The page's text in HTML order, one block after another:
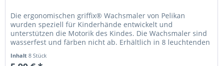
Die ergonomischen griffix® Wachsmaler von Pelikan
wurden speziell für Kinderhände entwickelt und
unterstützen die Motorik des Kindes. Die Wachsmaler sind
wasserfest und färben nicht ab. Erhältlich in 8 leuchtenden
Inhalt8 Stück